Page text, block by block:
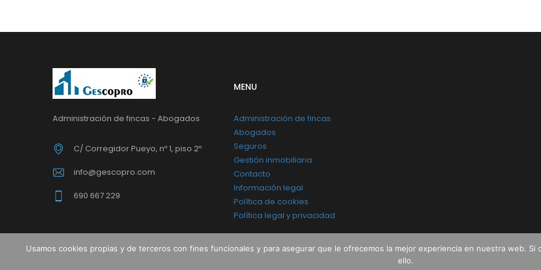
Administración de fincas - Abogados
C/ Corregidor Pueyo, nº 1, piso 2º
info@gescopro.com
690 667 229
MENU
Administración de fincas
Abogados
Seguros
Gestión inmobiliaria
Contacto
Información legal
Política de cookies
Política legal y privacidad
Usamos cookies propias y de terceros con fines funcionales y para asegurar que le ofrecemos la mejor experiencia en nuestra web.
ello.